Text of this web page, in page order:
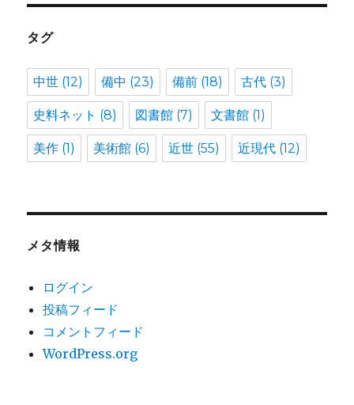
タグ
中世 (12) 備中 (23) 備前 (18) 古代 (3)
史料ネット (8) 図書館 (7) 文書館 (1)
美作 (1) 美術館 (6) 近世 (55) 近現代 (12)
メタ情報
ログイン
投稿フィード
コメントフィード
WordPress.org